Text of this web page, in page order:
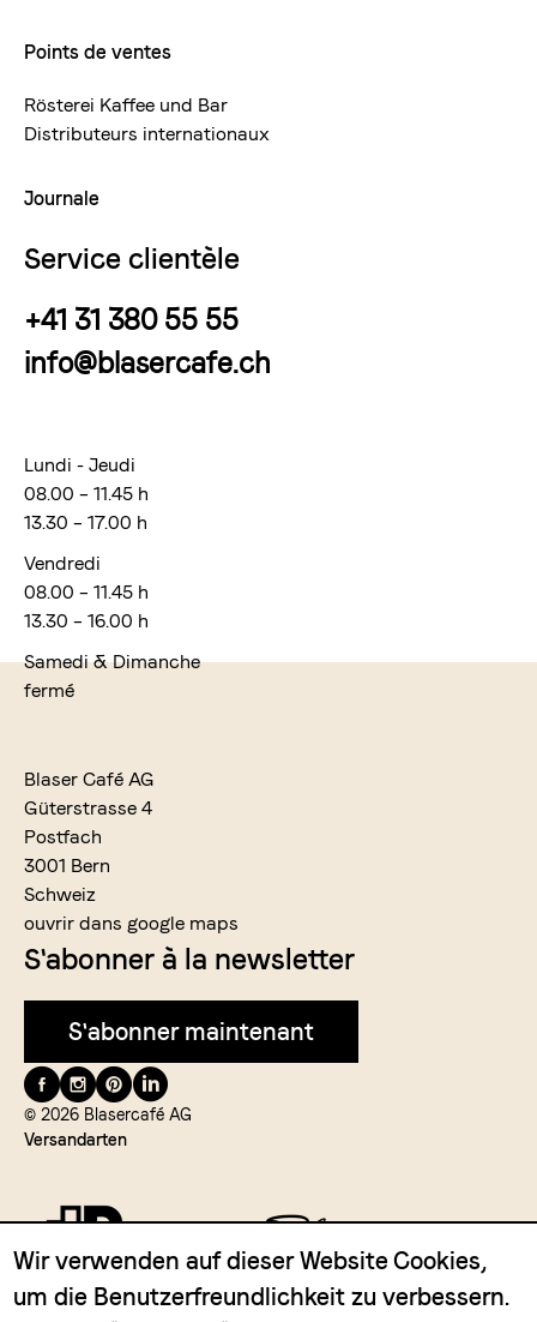
Points de ventes
Rösterei Kaffee und Bar
Distributeurs internationaux
Journale
Service clientèle
+41 31 380 55 55
info@blasercafe.ch
Lundi - Jeudi
08.00 – 11.45 h
13.30 – 17.00 h
Vendredi
08.00 – 11.45 h
13.30 – 16.00 h
Samedi & Dimanche
fermé
Blaser Café AG
Güterstrasse 4
Postfach
3001 Bern
Schweiz
ouvrir dans google maps
S'abonner à la newsletter
S'abonner maintenant
Suivez-
nous
© 2026 Blasercafé AG
Versandarten
Zahlungsmittel
Wir verwenden auf dieser Website Cookies,
um die Benutzerfreundlichkeit zu verbessern.